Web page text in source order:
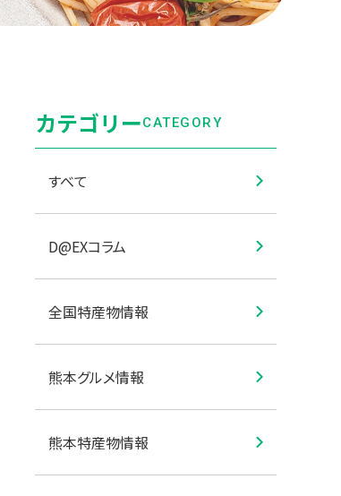
カテゴリーCATEGORY
すべて
D@EXコラム
全国特産物情報
熊本グルメ情報
熊本特産物情報